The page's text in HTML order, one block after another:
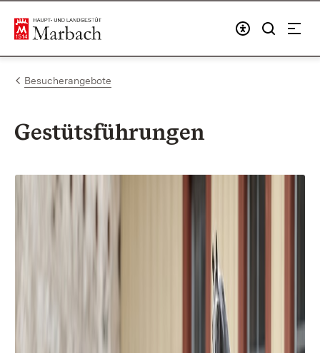
Zum Inhalt springen
Link zur Startseite
Besucherangebote
Gestütsführungen